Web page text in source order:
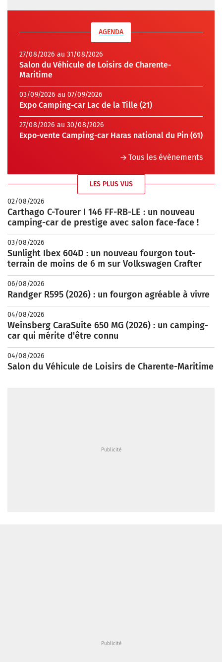
AGENDA
27/08/2026 au 31/08/2026
Salon du Véhicule de Loisirs de Charente-
Maritime
03/09/2026 au 07/09/2026
Expo Camping-car Lac de la Tille (21)
27/08/2026 au 30/08/2026
Expo-vente Camping-car Haras national du Pin (61)
Tous les évènements
LES PLUS VUS
02/08/2026
Carthago C-Tourer I 146 FF-RB-LE : un nouveau
camping-car de prestige avec salon face-face !
03/08/2026
Sunlight Ibex 604D : un nouveau fourgon tout-
terrain de moins de 6 m sur Volkswagen Crafter
06/08/2026
Randger R595 (2026) : un fourgon agréable à vivre
04/08/2026
Weinsberg CaraSuite 650 MG (2026) : un camping-
car qui mérite d'être connu
04/08/2026
Salon du Véhicule de Loisirs de Charente-Maritime